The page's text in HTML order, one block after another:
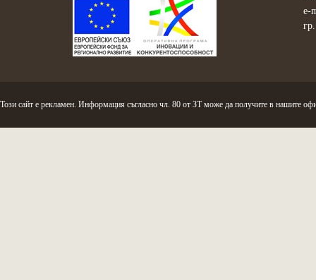
e-
Този сайт е рекламен. Информация съгласно чл. 80 от ЗТ може да получите в нашите